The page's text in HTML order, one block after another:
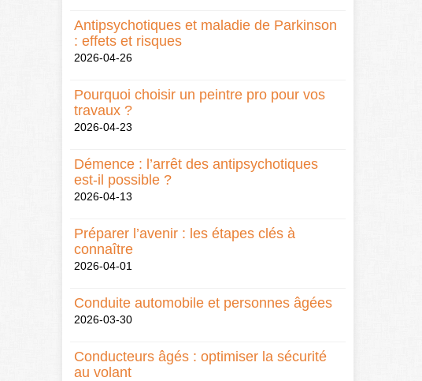
Antipsychotiques et maladie de Parkinson
: effets et risques
2026-04-26
Pourquoi choisir un peintre pro pour vos
travaux ?
2026-04-23
Démence : l’arrêt des antipsychotiques
est-il possible ?
2026-04-13
Préparer l’avenir : les étapes clés à
connaître
2026-04-01
Conduite automobile et personnes âgées
2026-03-30
Conducteurs âgés : optimiser la sécurité
au volant